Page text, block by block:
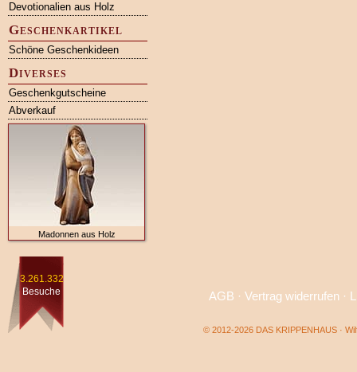
Devotionalien aus Holz
Geschenkartikel
Schöne Geschenkideen
Diverses
Geschenkgutscheine
Abverkauf
Madonnen aus Holz
3.261.332
Besuche
AGB · Vertrag widerrufen·
© 2012-2026 DAS KRIPPENHAUS ·